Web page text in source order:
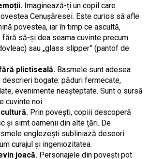
Imaginează-ți un copil care
Cenușăresei. Este curios să afle
povestea, iar în timp ce ascultă,
fără să-și dea seama cuvinte precum
sau „glass slipper” (pantof de
plictiseală. Basmele sunt adesea
descrieri bogate: păduri fermecate,
evenimente neașteptate. Sunt o sursă
cuvinte noi.
Prin povești, copiii descoperă
și simt oamenii din alte țări. De
englezești subliniază deseori
curajul și ingeniozitatea.
joacă. Personajele din povești pot